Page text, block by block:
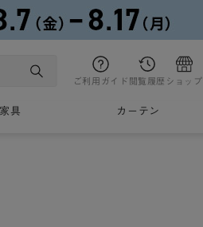
ご利用ガイド 閲覧履歴 ショップ
家具 カーテン